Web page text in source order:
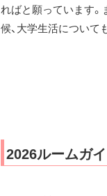
ればと願っています。
候、大学生活について
2026ルームガ